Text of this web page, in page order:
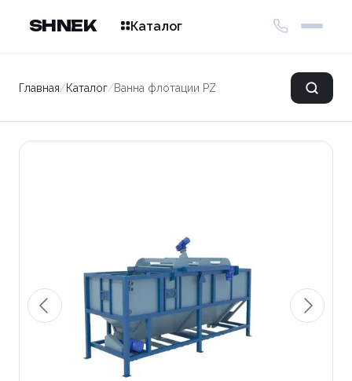
SHNEK Каталог
Главная/Каталог/Ванна флотации PZO-VF301 для